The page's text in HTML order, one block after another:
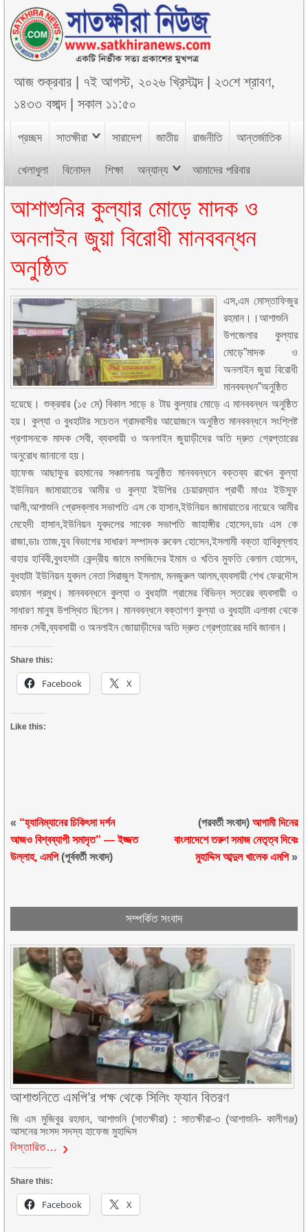
আজশুক্রবার ৭ই আগস্ট, ২০২৬ খ্রিস্টাব্দ| ২৩শে শ্রাবণ,
১৪৩৩ বঙ্গাব্দ|সকাল ১১:৫০
প্রচ্ছদ সাতক্ষীরা সারাদেশ জাতীয় রাজনীতি আন্তর্জাতিক
খেলাধুলা বিনোদন শিক্ষা অন্যান্য আমাদের পরিবার
আশাশুনির কুল্যার মোড়ে মাদক ও
অনলাইন জুয়া বিরোধী মানববন্ধন
অনুষ্ঠিত
এস,এম মোস্তাফিজুর
রহমান।।আশাশুনি
উপজেলার কুল্যার
মোড়ে”মাদক ও
অনলাইন জুয়া বিরোধী
মানববন্ধন”অনুষ্ঠিত
হয়েছে। শুক্রবার (১৫ মে) বিকাল সাড়ে ৪ টায় কুল্যার মোড়ে এ মানববন্ধন অনুষ্ঠিত
হয়। কুল্যা ও বুধহাটার সচেতন গ্রামবাসীর আয়োজনে অনুষ্ঠিত মানববন্ধনে সংশ্লিষ্ট
প্রশাসনকে মাদক সেবী, ব্যবসায়ী ও অনলাইন জুয়াড়ীদের অতি দ্রুত গ্রেপ্তারের
অনুরোধ জানানো হয়।
হাফেজ আছাফুর রহমানের সঞ্চালনায় অনুষ্ঠিত মানববন্ধনে বক্তব্য রাখেন কুল্যা
ইউনিয়ন জামায়াতের আমীর ও কুল্যা ইউপির চেয়ারম্যান প্রার্থী মাওঃ ইউসুফ
আলী,আশাশুনি প্রেসক্লাব সভাপতি এস কে হাসান,ইউনিয়ন জামায়াতের নায়েবে আমীর
মেহেদী হাসান,ইউনিয়ন যুবদলের সাবেক সভাপতি জাহাঙ্গীর হোসেন,ডাঃ এস কে
রাজা,ডাঃ তাজ,যুব বিভাগের সাধারণ সম্পাদক রুবেল হোসেন,ইসলামী বক্তা হাবিবুল্লাহ
বাহার হাবিবী,বুধহসটা কেন্দ্রীয় জামে মসজিদের ইমাম ও খতিব মুফতি বেলাল হোসেন,
বুধহাটা ইউনিয়ন যুবদল নেতা সিরাজুল ইসলাম, মনজুরুল আলম,ব্যবসায়ী শেখ ফেরদৌস
রহমান প্রমুখ। মানববন্ধনে কুল্যা ও বুধহাটা গ্রামের বিভিন্ন স্তরের ব্যবসায়ী ও
সাধারণ মানুষ উপস্থিত ছিলেন। মানববন্ধনে বক্তাগণ কুল্যা ও বুধহাটা এলাকা থেকে
মাদক সেবী,ব্যবসায়ী ও অনলাইন জোয়াড়ীদের অতি দ্রুত গ্রেপ্তারের দাবি জানান।
Share this:
Facebook X
Like this:
« “হ্যানিম্যানের চিকিৎসা দর্শন
আজও বিশ্বব্যাপী সমাদৃত” — ইজ্জত
উল্লাহ, এমপি(পূর্ববর্তী সংবাদ)
(পরবর্তী সংবাদ) আগামী দিনের
বাংলাদেশে তরুণ সমাজ নেতৃত্ব দিবেঃ
মুহাদ্দিস আব্দুল খালেক এমপি»
সম্পর্কিত সংবাদ
আশাশুনিতে এমপি’র পক্ষ থেকে সিলিং ফ্যান বিতরণ
জি এম মুজিবুর রহমান, আশাশুনি (সাতক্ষীরা) : সাতক্ষীরা-৩ (আশাশুনি- কালীগঞ্জ)
আসনের সংসদ সদস্য হাফেজ মুহাদ্দিস
বিস্তারিত…
Share this:
Facebook X